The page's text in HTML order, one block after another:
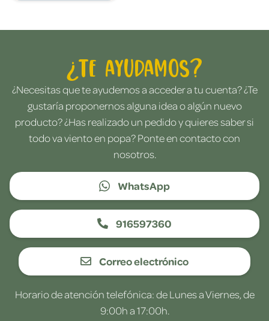
¿Te ayudamos?
¿Necesitas que te ayudemos a acceder a tu cuenta? ¿Te
gustaría proponernos alguna idea o algún nuevo
producto? ¿Has realizado un pedido y quieres saber si
todo va viento en popa? Ponte en contacto con
nosotros.
WhatsApp
916597360
Correo electrónico
Horario de atención telefónica: de Lunes a Viernes, de
9:00h a 17:00h.